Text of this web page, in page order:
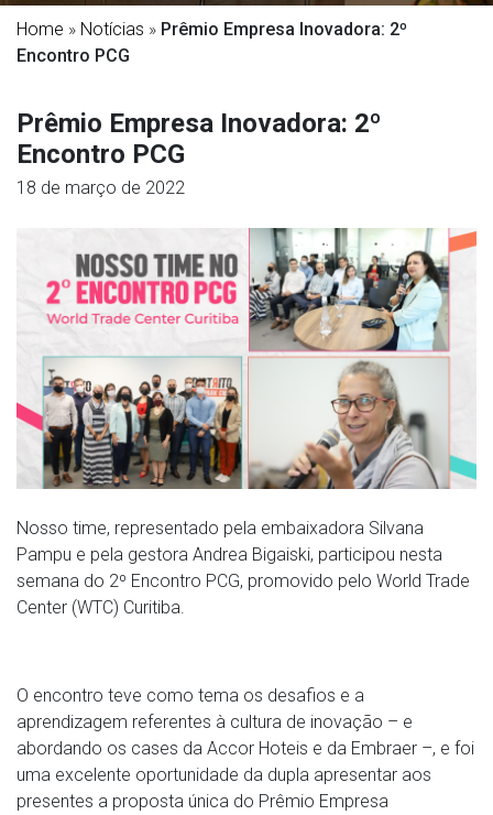
Home » Notícias » Prêmio Empresa Inovadora: 2º
Encontro PCG
Prêmio Empresa Inovadora: 2º
Encontro PCG
18 de março de 2022
Nosso time, representado pela embaixadora Silvana
Pampu e pela gestora Andrea Bigaiski, participou nesta
semana do 2º Encontro PCG, promovido pelo World Trade
Center (WTC) Curitiba.
O encontro teve como tema os desafios e a
aprendizagem referentes à cultura de inovação – e
abordando os cases da Accor Hoteis e da Embraer –, e foi
uma excelente oportunidade da dupla apresentar aos
presentes a proposta única do Prêmio Empresa